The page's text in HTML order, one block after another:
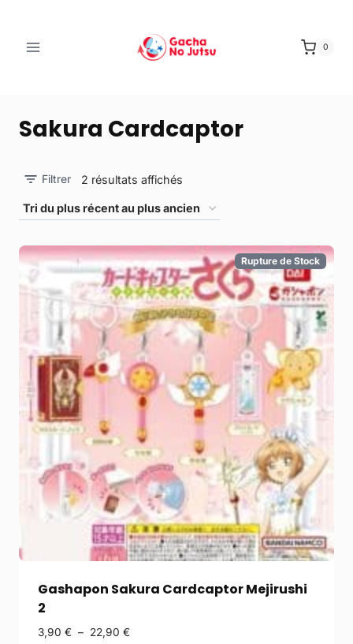
0
Sakura Cardcaptor
Filtrer 2 résultats affichés
Rupture de Stock
Gashapon Sakura Cardcaptor Mejirushi
2
3,90 € – 22,90 €